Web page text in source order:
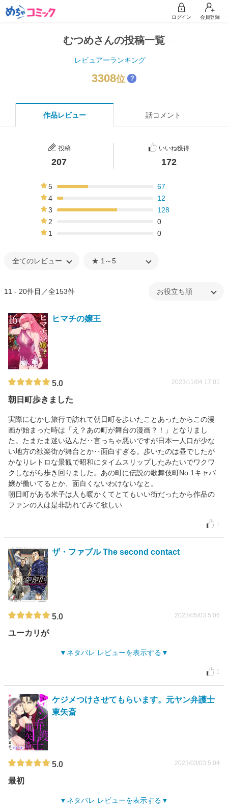
ログイン 会員登録
むつめさんの投稿一覧
レビュアーランキング
3308位 ？
作品レビュー 話コメント
投稿
207
いいね獲得
172
5
67
4
12
3
128
2
0
1
0
11 - 20件目／全153件
ヒマチの嬢王
5.0 2023/11/04 17:01
朝日町歩きました
実際にむかし旅行で訪れて朝日町を歩いたことあったからこの漫
画が始まった時は「え？あの町が舞台の漫画？！」となりまし
た。たまたま迷い込んだ‥言っちゃ悪いですが日本一人口が少な
い地方の歓楽街が舞台とか‥面白すぎる。歩いたのは昼でしたが
かなりレトロな景観で昭和にタイムスリップしたみたいでワクワ
クしながら歩き回りました。あの町に伝説の歌舞伎町No.1キャバ
嬢が働いてるとか、面白くないわけないなと。
朝日町がある米子は人も暖かくてとてもいい街だったから作品の
ファンの人は是非訪れてみて欲しい
1
ザ・ファブル The second contact
5.0 2023/05/03 5:06
ユーカリが
ネタバレ レビューを表示する
1
ケジメつけさせてもらいます。元ヤン弁護士
東矢斎
5.0 2023/03/03 5:04
最初
ネタバレ レビューを表示する